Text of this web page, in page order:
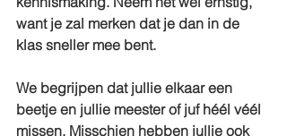
want je zal merken dat je dan in de
klas sneller mee bent.
We begrijpen dat jullie elkaar een
beetje en jullie meester of juf héél véél
missen. Misschien hebben jullie ook